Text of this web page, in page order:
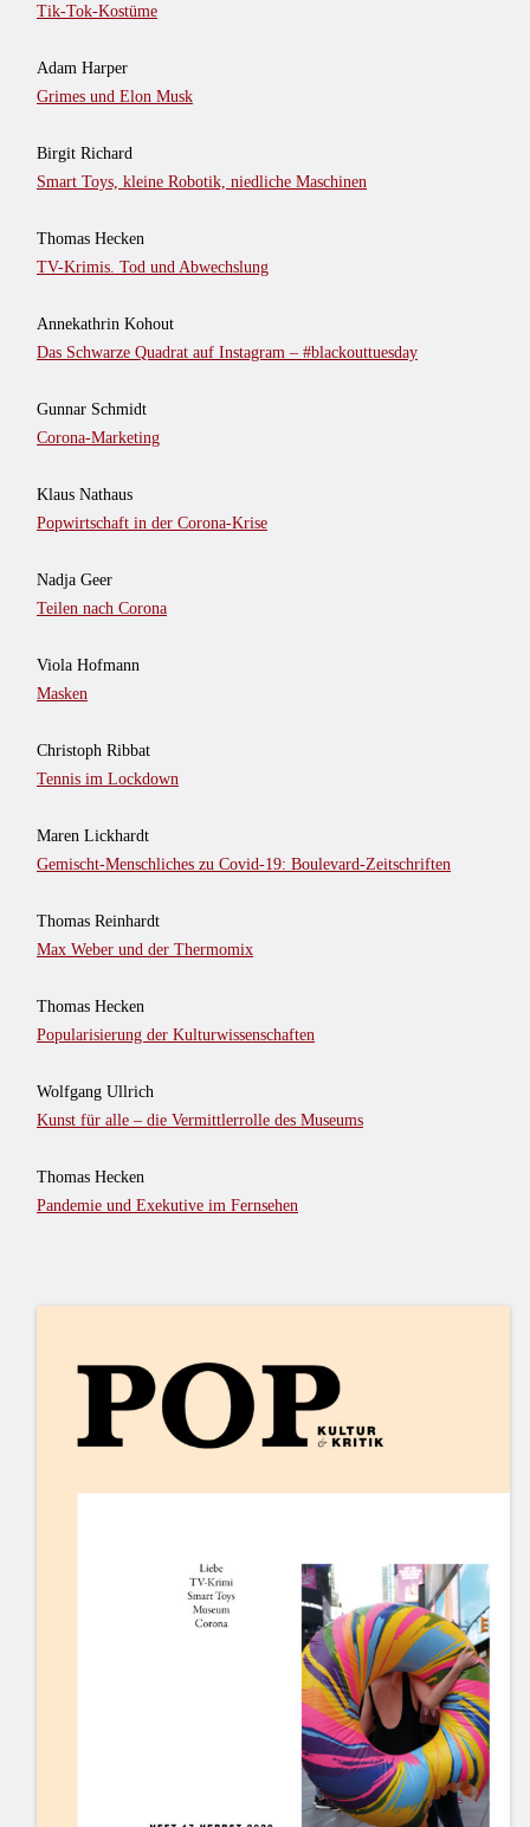
Tik-Tok-Kostüme
Adam Harper
Grimes und Elon Musk
Birgit Richard
Smart Toys, kleine Robotik, niedliche Maschinen
Thomas Hecken
TV-Krimis. Tod und Abwechslung
Annekathrin Kohout
Das Schwarze Quadrat auf Instagram – #blackouttuesday
Gunnar Schmidt
Corona-Marketing
Klaus Nathaus
Popwirtschaft in der Corona-Krise
Nadja Geer
Teilen nach Corona
Viola Hofmann
Masken
Christoph Ribbat
Tennis im Lockdown
Maren Lickhardt
Gemischt-Menschliches zu Covid-19: Boulevard-Zeitschriften
Thomas Reinhardt
Max Weber und der Thermomix
Thomas Hecken
Popularisierung der Kulturwissenschaften
Wolfgang Ullrich
Kunst für alle – die Vermittlerrolle des Museums
Thomas Hecken
Pandemie und Exekutive im Fernsehen